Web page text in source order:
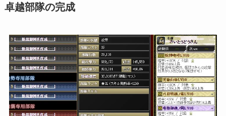
卓越部隊の完成